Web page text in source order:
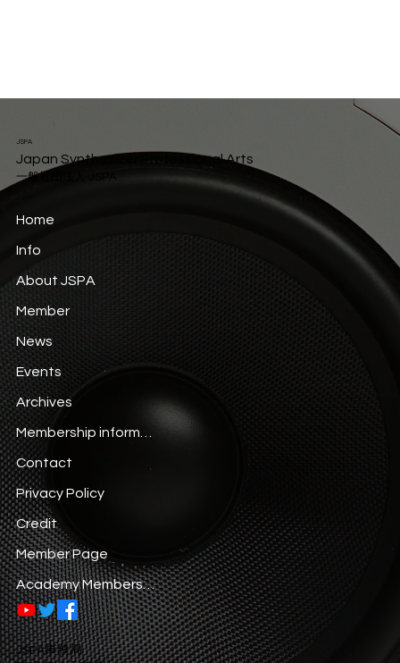
JSPA
Japan Synthesizer Professional Arts
一般社団法人 JSPA
Home
Info
About JSPA
Member
News
Events
Archives
Contact
Privacy Policy
Credit
Member Page
Academy Membership
JSPA事務局